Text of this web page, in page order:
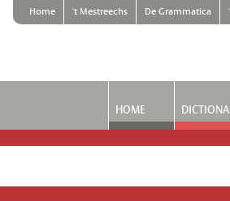
Home 't Mestreechs De Grammatica
HOME